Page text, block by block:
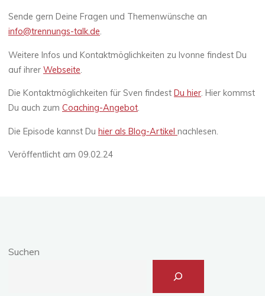
Sende gern Deine Fragen und Themenwünsche an
info@trennungs-talk.de.
Weitere Infos und Kontaktmöglichkeiten zu Ivonne findest Du
auf ihrerWebseite.
Die Kontaktmöglichkeiten für Sven findest Du hier. Hier kommst
Du auch zumCoaching-Angebot.
Die Episode kannst Duhier als Blog-Artikelnachlesen.
Veröffentlicht am 09.02.24
Suchen